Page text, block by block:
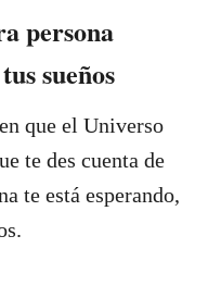
persona
sueños
que el Universo
te des cuenta de
te está esperando,